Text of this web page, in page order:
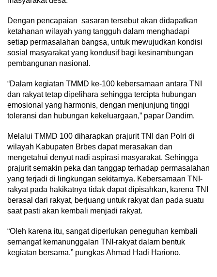
Dengan pencapaian sasaran tersebut akan didapatkan
ketahanan wilayah yang tangguh dalam menghadapi
setiap permasalahan bangsa, untuk mewujudkan kondisi
sosial masyarakat yang kondusif bagi kesinambungan
pembangunan nasional.
“Dalam kegiatan TMMD ke-100 kebersamaan antara TNI
dan rakyat tetap dipelihara sehingga tercipta hubungan
emosional yang harmonis, dengan menjunjung tinggi
toleransi dan hubungan kekeluargaan,” papar Dandim.
Melalui TMMD 100 diharapkan prajurit TNI dan Polri di
wilayah Kabupaten Brbes dapat merasakan dan
mengetahui denyut nadi aspirasi masyarakat. Sehingga
prajurit semakin peka dan tanggap terhadap permasalahan
yang terjadi di lingkungan sekitarnya. Kebersamaan TNI-
rakyat pada hakikatnya tidak dapat dipisahkan, karena TNI
berasal dari rakyat, berjuang untuk rakyat dan pada suatu
saat pasti akan kembali menjadi rakyat.
“Oleh karena itu, sangat diperlukan peneguhan kembali
semangat kemanunggalan TNI-rakyat dalam bentuk
kegiatan bersama,” pungkas Ahmad Hadi Hariono.